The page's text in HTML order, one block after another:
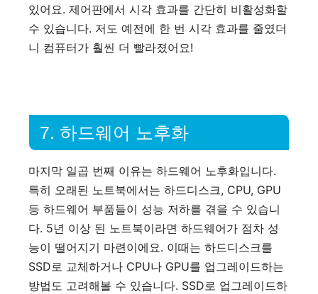
있어요. 제어판에서 시각 효과를 간단히 비활성화할
수 있습니다. 저도 예전에 한 번 시각 효과를 줄였더
니 컴퓨터가 훨씬 더 빨라졌어요!
7. 하드웨어 노후화
마지막 일곱 번째 이유는 하드웨어 노후화입니다.
특히 오래된 노트북에서는 하드디스크, CPU, GPU
등 하드웨어 부품들이 성능 저하를 겪을 수 있습니
다. 5년 이상 된 노트북이라면 하드웨어가 점차 성
능이 떨어지기 마련이에요. 이때는 하드디스크를
SSD로 교체하거나 CPU나 GPU를 업그레이드하는
방법도 고려해볼 수 있습니다. SSD로 업그레이드하